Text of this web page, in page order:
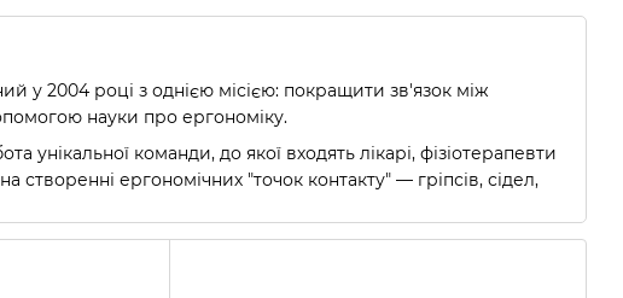
у 2004 році з однією місією: покращити зв'язок між
науки про ергономіку.
унікальної команди, до якої входять лікарі, фізіотерапевти
створенні ергономічних "точок контакту" — гріпсів, сідел,